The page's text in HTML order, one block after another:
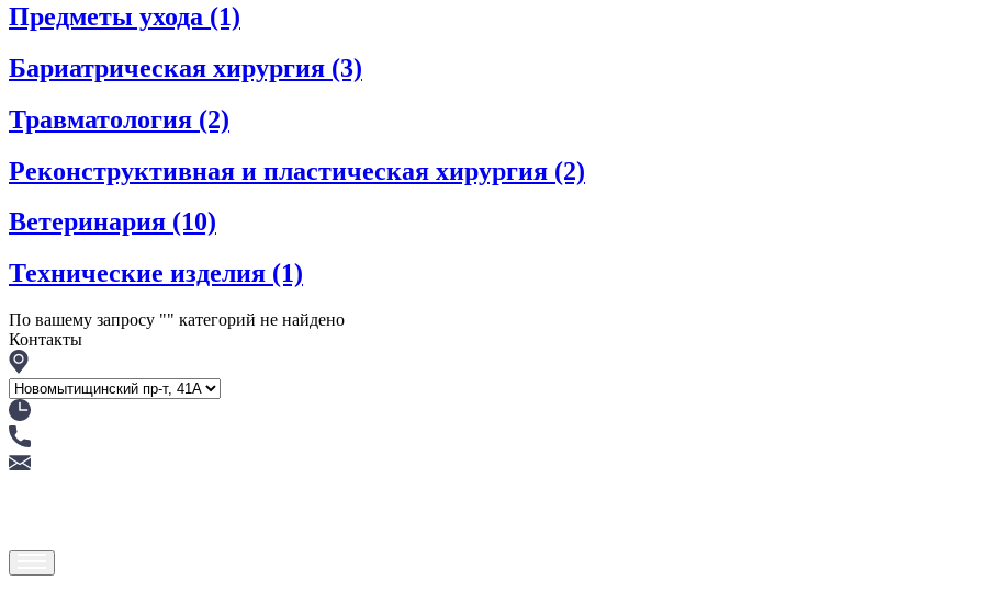
Предметы ухода (1)
Бариатрическая хирургия (3)
Травматология (2)
Реконструктивная и пластическая хирургия (2)
Ветеринария (10)
Технические изделия (1)
По вашему запросу "" категорий не найдено
Контакты